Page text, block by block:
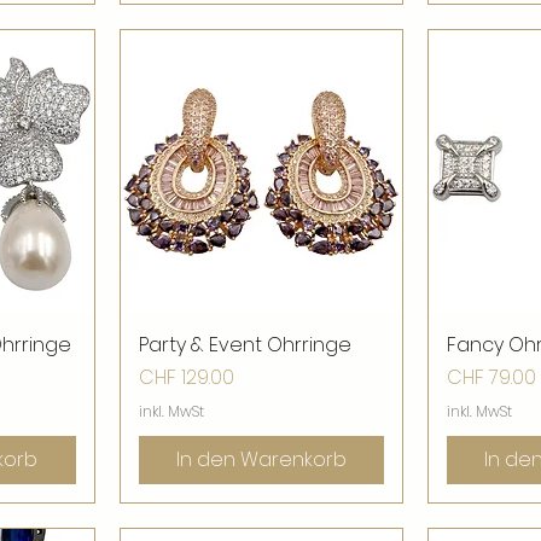
Schnellansicht
Party & Event Ohrringe
Preis
CHF 129.00
inkl. MwSt
In den Warenkorb
Fancy
Preis
CHF 79.00
inkl. MwSt
In